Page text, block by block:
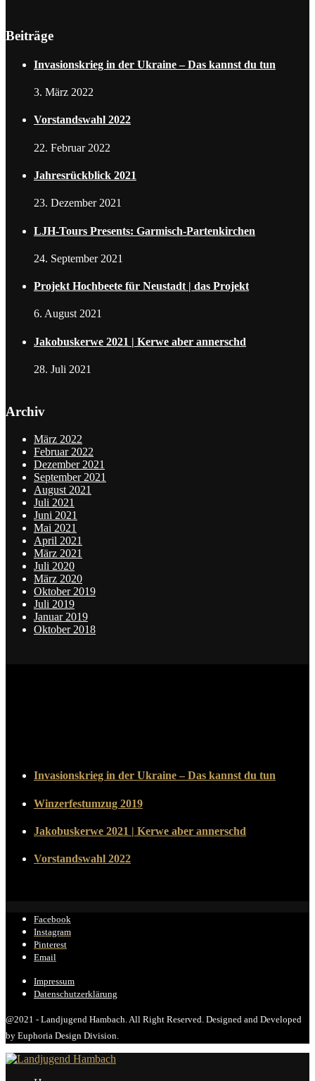
Beiträge
Invasionskrieg in der Ukraine – Das kannst du tun
3. März 2022
Vorstandswahl 2022
22. Februar 2022
Jahresrückblick 2021
23. Dezember 2021
LJH-Tours Presents: Garmisch-Partenkirchen
24. September 2021
Projekt Hochbeete für Neustadt | das Projekt
6. August 2021
Jakobuskerwe 2021 | Kerwe aber annerschd
28. Juli 2021
Archiv
März 2022
Februar 2022
Dezember 2021
September 2021
August 2021
Juli 2021
Juni 2021
Mai 2021
April 2021
März 2021
Juli 2020
März 2020
Oktober 2019
Juli 2019
Januar 2019
Oktober 2018
Invasionskrieg in der Ukraine – Das kannst du tun
Winzerfestumzug 2019
Jakobuskerwe 2021 | Kerwe aber annerschd
Vorstandswahl 2022
Facebook
Instagram
Pinterest
Email
Impressum
Datenschutzerklärung
@2021 - Landjugend Hambach. All Right Reserved. Designed and Developed
by Euphoria Design Division.